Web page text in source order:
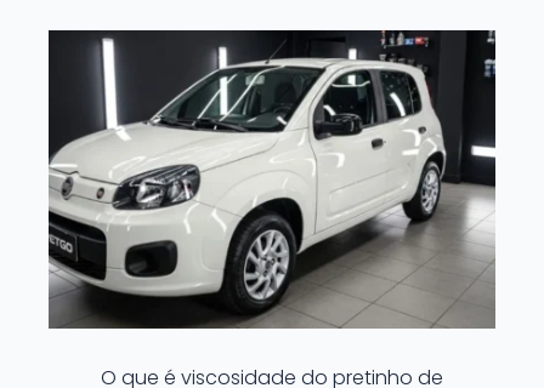
O que é viscosidade do pretinho de